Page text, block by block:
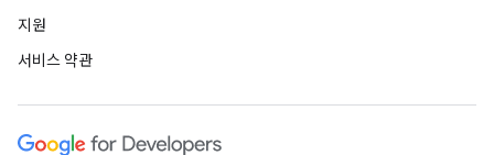
지원
서비스 약관